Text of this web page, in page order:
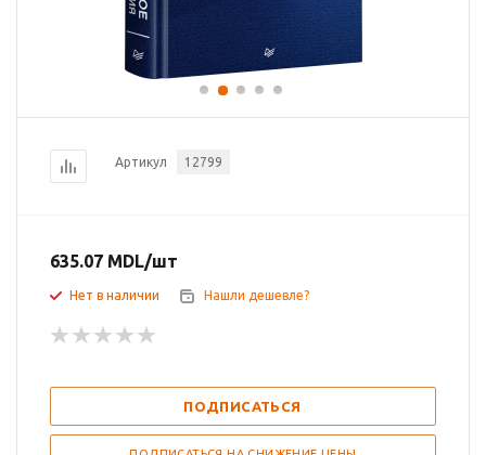
Артикул 12799
635.07 MDL/шт
Нет в наличии Нашли дешевле?
ПОДПИСАТЬСЯ